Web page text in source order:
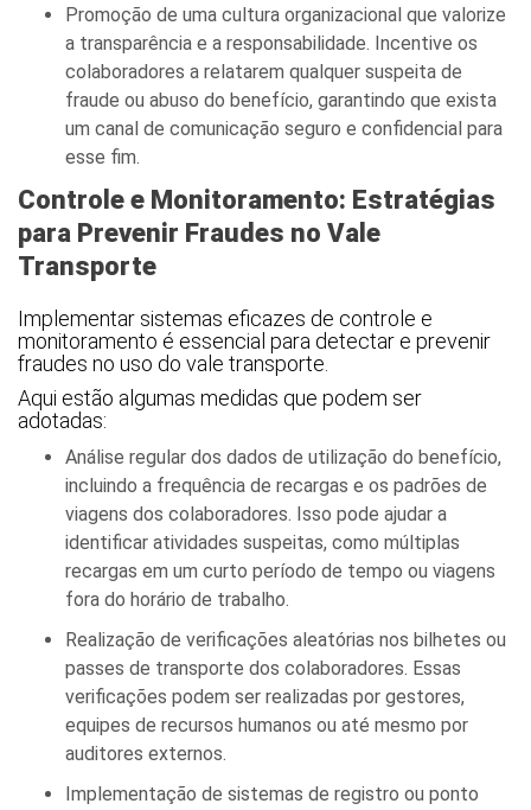
Promoção de uma cultura organizacional que valorize
a transparência e a responsabilidade. Incentive os
colaboradores a relatarem qualquer suspeita de
fraude ou abuso do benefício, garantindo que exista
um canal de comunicação seguro e confidencial para
esse fim.
Controle e Monitoramento: Estratégias
para Prevenir Fraudes no Vale
Transporte
Implementar sistemas eficazes de controle e
monitoramento é essencial para detectar e prevenir
fraudes no uso do vale transporte.
Aqui estão algumas medidas que podem ser
adotadas:
Análise regular dos dados de utilização do benefício,
incluindo a frequência de recargas e os padrões de
viagens dos colaboradores. Isso pode ajudar a
identificar atividades suspeitas, como múltiplas
recargas em um curto período de tempo ou viagens
fora do horário de trabalho.
Realização de verificações aleatórias nos bilhetes ou
passes de transporte dos colaboradores. Essas
verificações podem ser realizadas por gestores,
equipes de recursos humanos ou até mesmo por
auditores externos.
Implementação de sistemas de registro ou ponto